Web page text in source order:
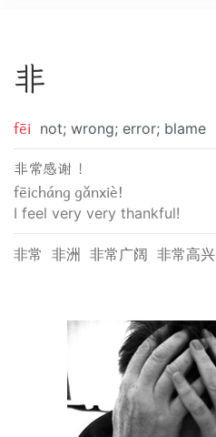
非
fēi not; wrong; error; blame
非常感谢 ！
fēicháng gǎnxiè!
I feel very very thankful!
非常 非洲 非常广阔 非常高兴